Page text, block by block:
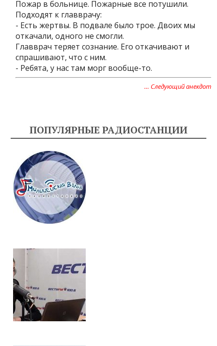
Пожар в больнице. Пожарные все потушили.
Подходят к главврачу:
- Есть жертвы. В подвале было трое. Двоих мы
откачали, одного не смогли.
Главврач теряет сознание. Его откачивают и
спрашивают, что с ним.
- Ребята, у нас там морг вообще-то.
… Следующий анекдот
ПОПУЛЯРНЫЕ РАДИОСТАНЦИИ